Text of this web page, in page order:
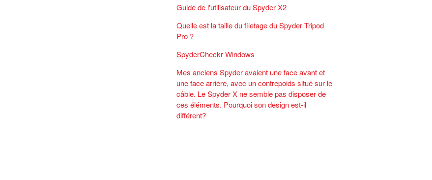
Guide de l'utilisateur du Spyder X2
Quelle est la taille du filetage du Spyder Tripod
Pro ?
SpyderCheckr Windows
Mes anciens Spyder avaient une face avant et
une face arrière, avec un contrepoids situé sur le
câble. Le Spyder X ne semble pas disposer de
ces éléments. Pourquoi son design est-il
différent?